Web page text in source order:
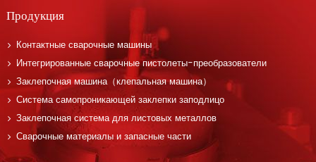
Продукция
Контактные сварочные машины
Интегрированные сварочные пистолеты-преобразователи
Заклепочная машина（клепальная машина）
Система самопроникающей заклепки заподлицо
Заклепочная система для листовых металлов
Сварочные материалы и запасные части